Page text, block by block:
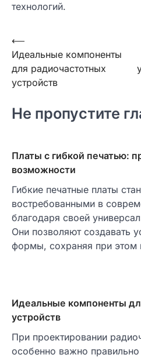
технологий.
Навигация
по
записям
⟵
Идеальные компоненты
для радиочастотных
устройств
Не пропустите
Платы с гибкой печатью:
возможности
Гибкие печатные платы
востребованными в
благодаря своей
Они позволяют создавать
формы, сохраняя при
Идеальные компоненты
устройств
При проектировании
особенно важно